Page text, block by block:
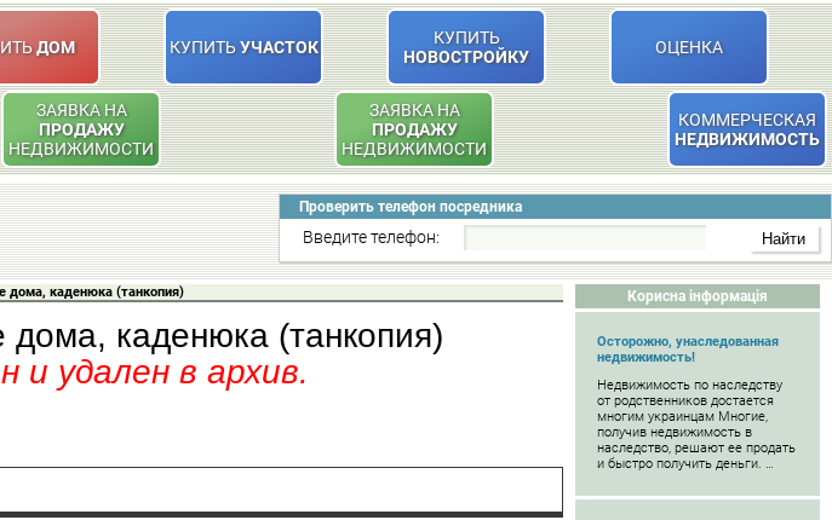
ДОМ КУПИТЬУЧАСТОК
КУПИТЬ
НОВОСТРОЙКУ
ОЦЕНКА
ЗАЯВКА НА
ПРОДАЖУ
НЕДВИЖИМОСТИ
ЗАЯВКА НА
ПРОДАЖУ
НЕДВИЖИМОСТИ
КОММЕРЧЕСКАЯ
НЕДВИЖИМОСТЬ
Проверить телефон посредника
Введите телефон:
Корисна інформація
Осторожно, унаследованная
недвижимость!
Недвижимость по наследству
от родственников достается
многим украинцам Многие,
получив недвижимость в
наследство, решают ее продать
и быстро получить деньги. …
дома, каденюка (танкопия)
дома, каденюка (танкопия)
удален в архив.